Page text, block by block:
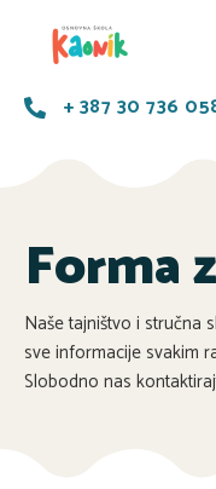
+ 387 30 736
Forma
Naše tajništvo i stručna
sve informacije svakim
Slobodno nas